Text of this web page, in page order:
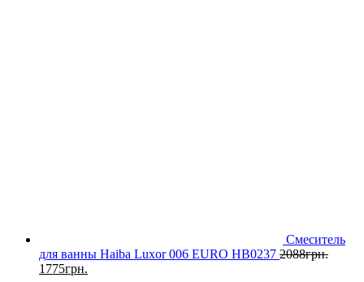
Смеситель
для ванны Haiba Luxor 006 EURO HB0237 2088грн.
1775грн.